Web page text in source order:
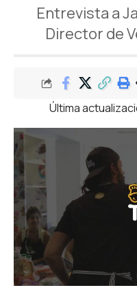
Entrevista a
Director de
Última